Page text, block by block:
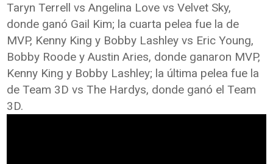
Taryn Terrell vs Angelina Love vs Velvet Sky,
donde ganó Gail Kim; la cuarta pelea fue la de
MVP, Kenny King y Bobby Lashley vs Eric Young,
Bobby Roode y Austin Aries, donde ganaron MVP,
Kenny King y Bobby Lashley; la última pelea fue la
de Team 3D vs The Hardys, donde ganó el Team
3D.